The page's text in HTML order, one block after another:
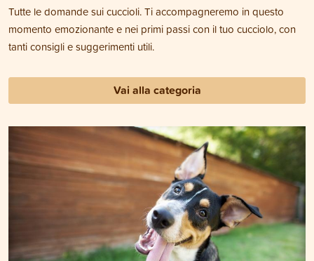
Tutte le domande sui cuccioli. Ti accompagneremo in questo
momento emozionante e nei primi passi con il tuo cucciolo, con
tanti consigli e suggerimenti utili.
Vai alla categoria